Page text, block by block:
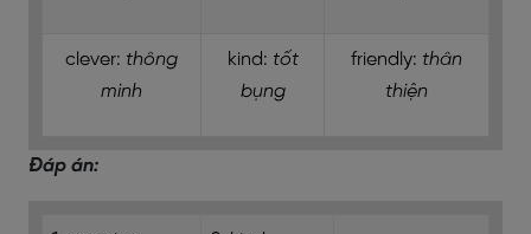
clever: thông
minh
kind: tốt
bụng
friendly: thân
thiện
Đáp án: